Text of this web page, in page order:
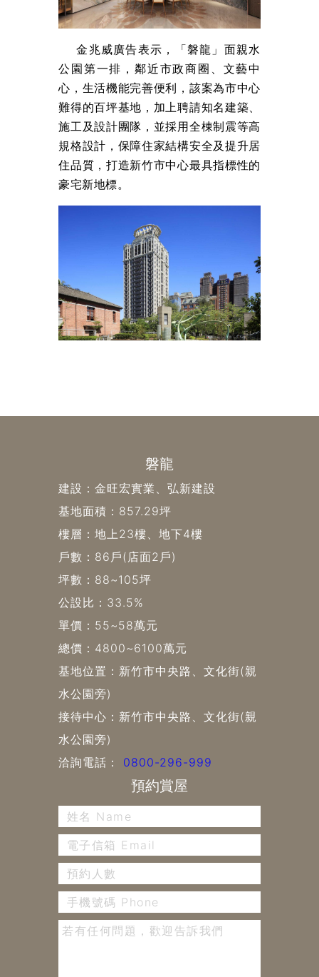
金兆威廣告表示，「磐龍」面親水
公園第一排，鄰近市政商圈、文藝中
心，生活機能完善便利，該案為市中心
難得的百坪基地，加上聘請知名建築、
施工及設計團隊，並採用全棟制震等高
規格設計，保障住家結構安全及提升居
住品質，打造新竹市中心最具指標性的
豪宅新地標。
磐龍
建設：金旺宏實業、弘新建設
基地面積：857.29坪
樓層：地上23樓、地下4樓
戶數：86戶(店面2戶)
坪數：88~105坪
公設比：33.5%
單價：55~58萬元
總價：4800~6100萬元
基地位置：新竹市中央路、文化街(親
水公園旁)
接待中心：新竹市中央路、文化街(親
水公園旁)
洽詢電話： 0800-296-999
預約賞屋